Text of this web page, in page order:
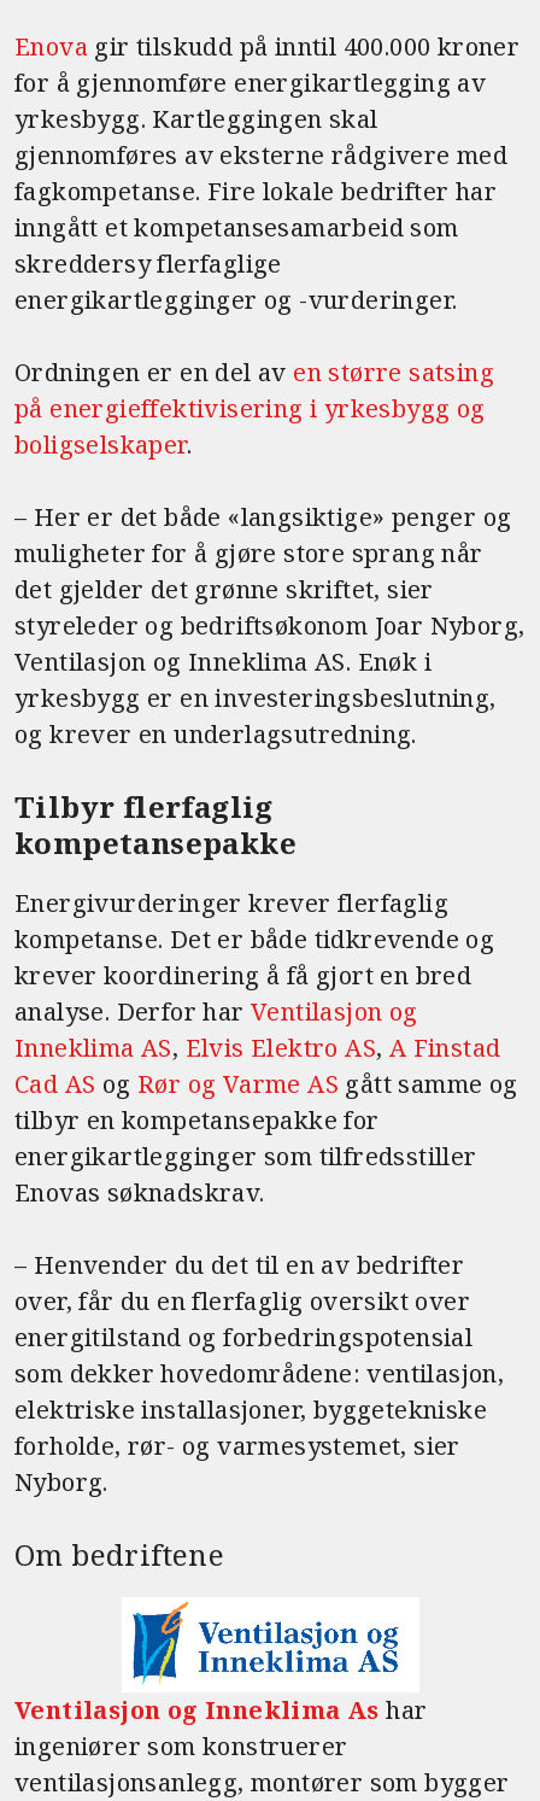
c
e
o
o
k
it
te
ai
Enova gir tilskudd på inntil 400.000 kroner
for å gjennomføre energikartlegging av
yrkesbygg. Kartleggingen skal
gjennomføres av eksterne rådgivere med
fagkompetanse. Fire lokale bedrifter har
inngått et kompetansesamarbeid som
skreddersy flerfaglige
energikartlegginger og -vurderinger.
Ordningen er en del av en større satsing
på energieffektivisering i yrkesbygg og
boligselskaper.
– Her er det både «langsiktige» penger og
muligheter for å gjøre store sprang når
det gjelder det grønne skriftet, sier
styreleder og bedriftsøkonom Joar Nyborg,
Ventilasjon og Inneklima AS. Enøk i
yrkesbygg er en investeringsbeslutning,
og krever en underlagsutredning.
Tilbyr flerfaglig
kompetansepakke
Energivurderinger krever flerfaglig
kompetanse. Det er både tidkrevende og
krever koordinering å få gjort en bred
analyse. Derfor har Ventilasjon og
Inneklima AS, Elvis Elektro AS, A Finstad
Cad AS og Rør og Varme AS gått samme og
tilbyr en kompetansepakke for
energikartlegginger som tilfredsstiller
Enovas søknadskrav.
– Henvender du det til en av bedrifter
over, får du en flerfaglig oversikt over
energitilstand og forbedringspotensial
som dekker hovedområdene: ventilasjon,
elektriske installasjoner, byggetekniske
forholde, rør- og varmesystemet, sier
Nyborg.
Om bedriftene
Ventilasjon og Inneklima As har
ingeniører som konstruerer
ventilasjonsanlegg, montører som bygger